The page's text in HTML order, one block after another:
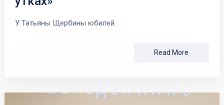
У Татьяны Щербины юбилей.
Read More